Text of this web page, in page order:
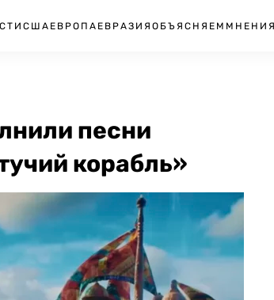
США ЕВРОПА ЕВРАЗИЯ ОБЪЯСНЯЕМ МНЕНИЯ
песни
корабль»